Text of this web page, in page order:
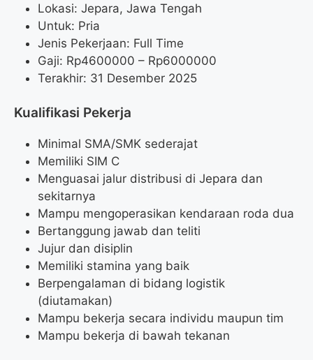
Lokasi: Jepara, Jawa Tengah
Untuk: Pria
Jenis Pekerjaan: Full Time
Gaji: Rp4600000 – Rp6000000
Terakhir: 31 Desember 2025
Kualifikasi Pekerja
Minimal SMA/SMK sederajat
Memiliki SIM C
Menguasai jalur distribusi di Jepara dan
sekitarnya
Mampu mengoperasikan kendaraan roda dua
Bertanggung jawab dan teliti
Jujur dan disiplin
Memiliki stamina yang baik
Berpengalaman di bidang logistik
(diutamakan)
Mampu bekerja secara individu maupun tim
Mampu bekerja di bawah tekanan